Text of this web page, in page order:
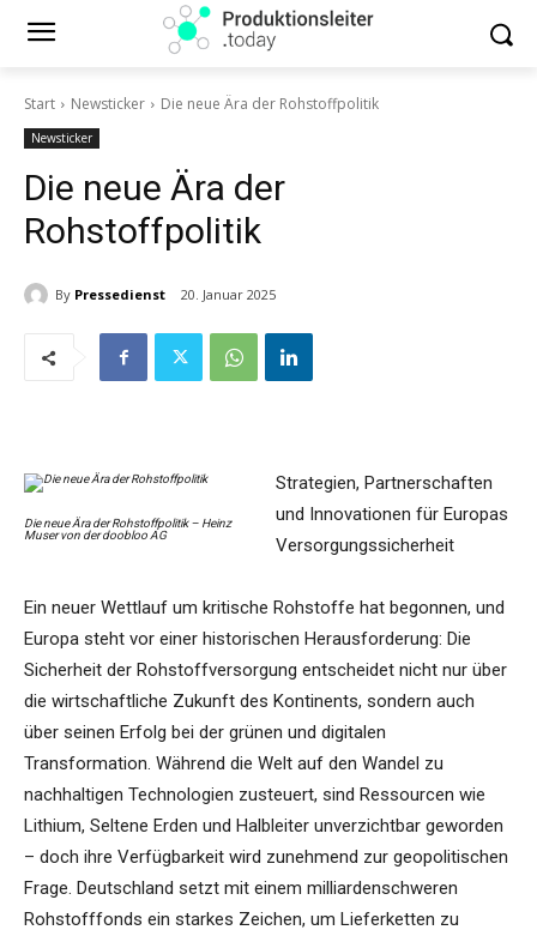
Start Newsticker Die neue Ära der Rohstoffpolitik
Newsticker
Die neue Ära der
Rohstoffpolitik
By Pressedienst 20. Januar 2025
Die neue Ära der Rohstoffpolitik – Heinz
Muser von der doobloo AG
Strategien, Partnerschaften
und Innovationen für Europas
Versorgungssicherheit
Ein neuer Wettlauf um kritische Rohstoffe hat begonnen, und
Europa steht vor einer historischen Herausforderung: Die
Sicherheit der Rohstoffversorgung entscheidet nicht nur über
die wirtschaftliche Zukunft des Kontinents, sondern auch
über seinen Erfolg bei der grünen und digitalen
Transformation. Während die Welt auf den Wandel zu
nachhaltigen Technologien zusteuert, sind Ressourcen wie
Lithium, Seltene Erden und Halbleiter unverzichtbar geworden
– doch ihre Verfügbarkeit wird zunehmend zur geopolitischen
Frage. Deutschland setzt mit einem milliardenschweren
Rohstofffonds ein starkes Zeichen, um Lieferketten zu